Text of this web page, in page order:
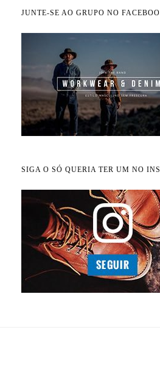
JUNTE-SE AO GRUPO NO
SIGA O SÓ QUERIA TER UM NO